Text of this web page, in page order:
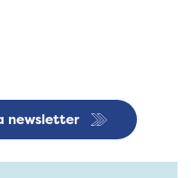
newsletter